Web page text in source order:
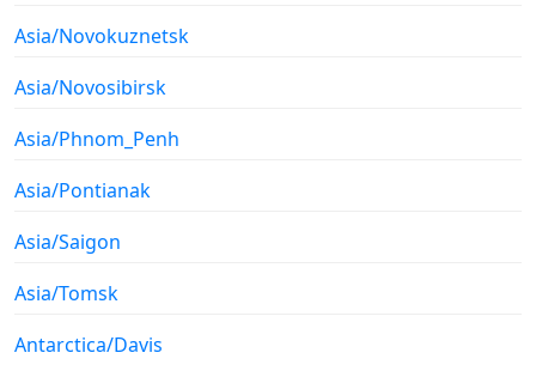
Asia/Novokuznetsk
Asia/Novosibirsk
Asia/Phnom_Penh
Asia/Pontianak
Asia/Saigon
Asia/Tomsk
Antarctica/Davis